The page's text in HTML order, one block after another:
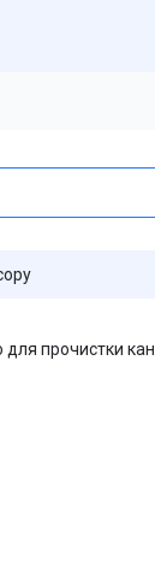
для прочистки